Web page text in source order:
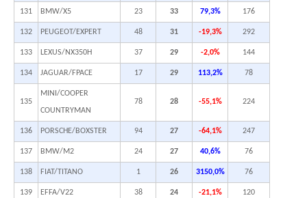
131 BMW/X5 23 33 79,3% 176
132 PEUGEOT/EXPERT 48 31 -19,3% 292
133 LEXUS/NX350H 37 29 -2,0% 144
134 JAGUAR/FPACE 17 29 113,2% 78
135
MINI/COOPER
COUNTRYMAN
78 28 -55,1% 224
136 PORSCHE/BOXSTER 94 27 -64,1% 247
137 BMW/M2 24 27 40,6% 76
138 FIAT/TITANO 1 26 3150,0% 76
139 EFFA/V22 38 24 -21,1% 120